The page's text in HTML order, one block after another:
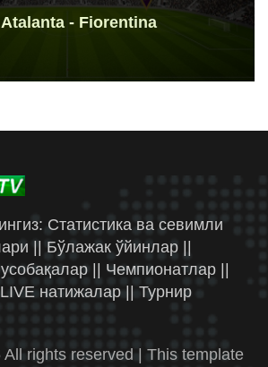
- Fiorentina
Статистика ва севимли
|| Бўлажак ўйинлар ||
|| Чемпионатлар ||
натижалар || Турнир
All rights reserved | This template